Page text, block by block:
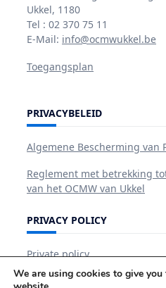
Ukkel, 1180
Tel : 02 370 75 11
E-Mail: info@ocmwukkel.be
Toegangsplan
PRIVACYBELEID
Algemene Bescherming van
Reglement met betrekking
van het OCMW van Ukkel
PRIVACY POLICY
Private policy
We are using cookies to give you